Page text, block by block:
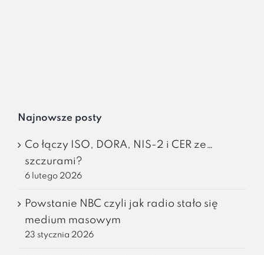
Najnowsze posty
Co łączy ISO, DORA, NIS-2 i CER ze…
szczurami?
6 lutego 2026
Powstanie NBC czyli jak radio stało się
medium masowym
23 stycznia 2026